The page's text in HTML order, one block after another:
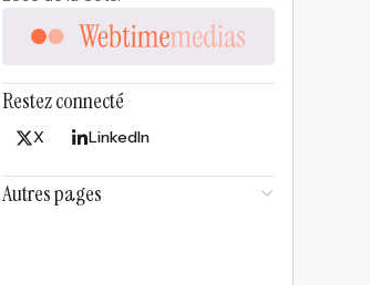
Restez connecté
X LinkedIn
Autres pages